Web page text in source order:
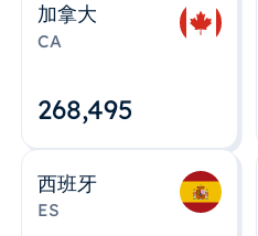
加拿大
CA
268,495
西班牙
ES